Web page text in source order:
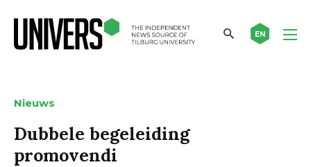
EN
Nieuws
Dubbele begeleiding
promovendi